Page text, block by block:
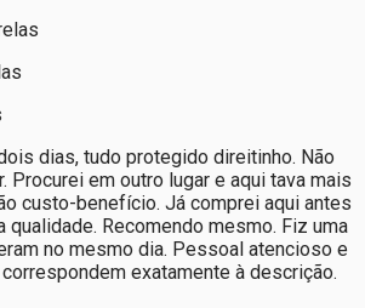
dias, tudo protegido direitinho. Não
Procurei em outro lugar e aqui tava mais
custo-benefício. Já comprei aqui antes
qualidade. Recomendo mesmo. Fiz uma
no mesmo dia. Pessoal atencioso e
exatamente à descrição.